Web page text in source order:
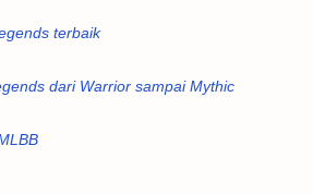
terbaik
dari Warrior sampai Mythic